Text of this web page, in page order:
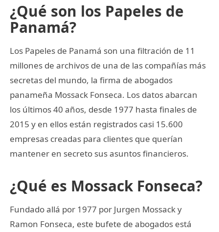
¿Qué son los Papeles de
Panamá?
Los Papeles de Panamá son una filtración de 11
millones de archivos de una de las compañías más
secretas del mundo, la firma de abogados
panameña Mossack Fonseca. Los datos abarcan
los últimos 40 años, desde 1977 hasta finales de
2015 y en ellos están registrados casi 15.600
empresas creadas para clientes que querían
mantener en secreto sus asuntos financieros.
¿Qué es Mossack Fonseca?
Fundado allá por 1977 por Jurgen Mossack y
Ramon Fonseca, este bufete de abogados está